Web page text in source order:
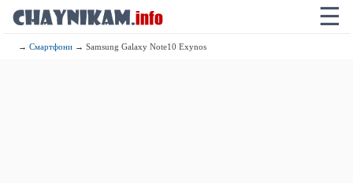
☰
→Смартфони → Samsung Galaxy Note10 Exynos